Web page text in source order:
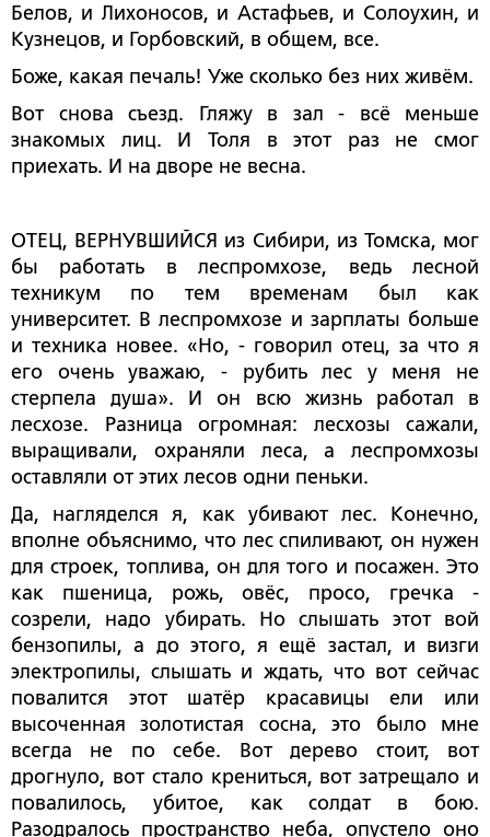
Белов, и Лихоносов, и Астафьев, и Солоухин, и
Кузнецов, и Горбовский, в общем, все.
Боже, какая печаль! Уже сколько без них живём.
Вот снова съезд. Гляжу в зал - всё меньше
знакомых лиц. И Толя в этот раз не смог
приехать. И на дворе не весна.
ОТЕЦ, ВЕРНУВШИЙСЯ из Сибири, из Томска, мог
бы работать в леспромхозе, ведь лесной
техникум по тем временам был как
университет. В леспромхозе и зарплаты больше
и техника новее. «Но, - говорил отец, за что я
его очень уважаю, - рубить лес у меня не
стерпела душа». И он всю жизнь работал в
лесхозе. Разница огромная: лесхозы сажали,
выращивали, охраняли леса, а леспромхозы
оставляли от этих лесов одни пеньки.
Да, нагляделся я, как убивают лес. Конечно,
вполне объяснимо, что лес спиливают, он нужен
для строек, топлива, он для того и посажен. Это
как пшеница, рожь, овёс, просо, гречка -
созрели, надо убирать. Но слышать этот вой
бензопилы, а до этого, я ещё застал, и визги
электропилы, слышать и ждать, что вот сейчас
повалится этот шатёр красавицы ели или
высоченная золотистая сосна, это было мне
всегда не по себе. Вот дерево стоит, вот
дрогнуло, вот стало крениться, вот затрещало и
повалилось, убитое, как солдат в бою.
Разодралось пространство неба, опустело оно